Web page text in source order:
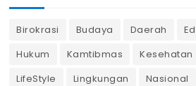
Birokrasi Budaya Daerah
Hukum
Kamtibmas Kesehatan
LifeStyle
Lingkungan Nasional